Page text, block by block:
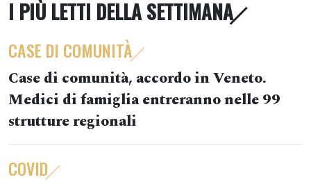
I PIÙ LETTI DELLA SETTIMANA
CASE DI COMUNITÀ
Case di comunità, accordo in Veneto.
Medici di famiglia entreranno nelle 99
strutture regionali
COVID